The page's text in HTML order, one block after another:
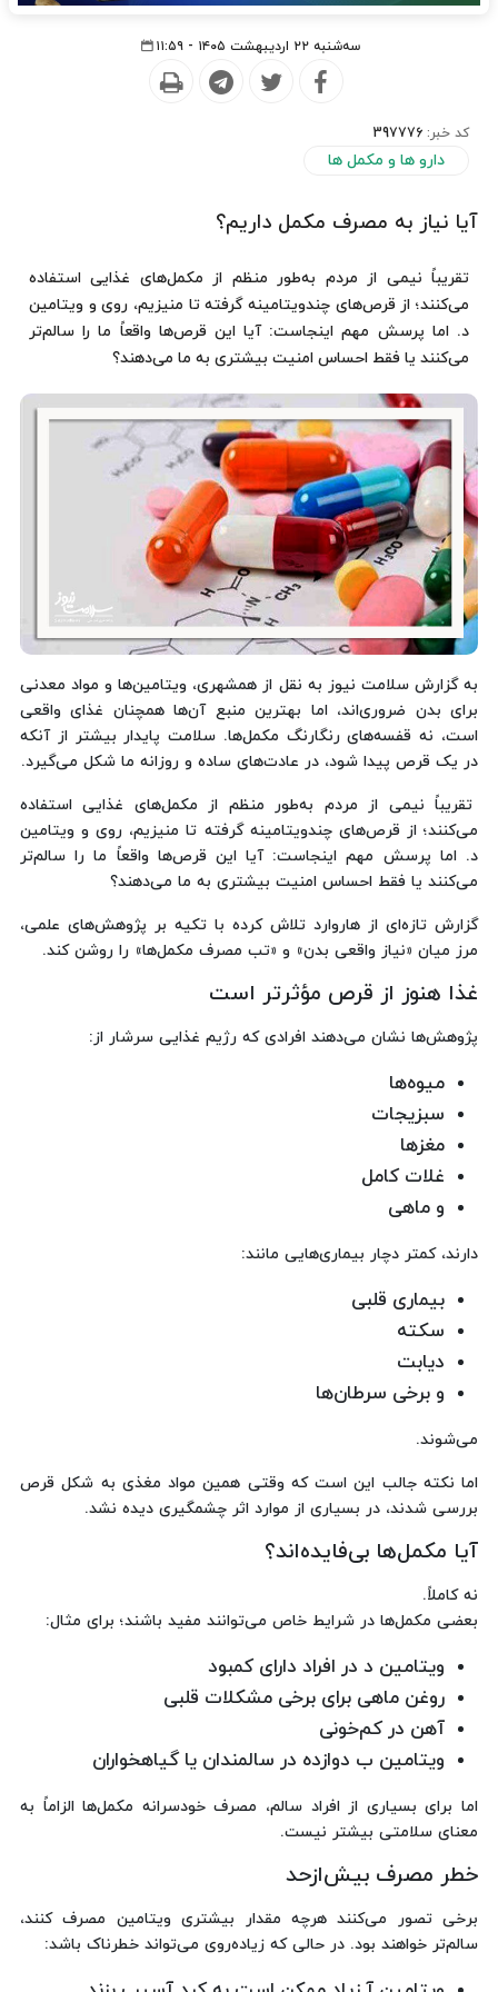
سه‌شنبه ۲۲ اردیبهشت ۱۴۰۵ - ۱۱:۵۹
کد خبر: 397776
دارو ها و مکمل ها
آیا نیاز به مصرف مکمل داریم؟
تقریباً نیمی از مردم به‌طور منظم از مکمل‌های غذایی استفاده
می‌کنند؛ از قرص‌های چندویتامینه گرفته تا منیزیم، روی و ویتامین
د. اما پرسش مهم اینجاست: آیا این قرص‌ها واقعاً ما را سالم‌تر
می‌کنند یا فقط احساس امنیت بیشتری به ما می‌دهند؟
به گزارش سلامت نیوز به نقل از همشهری، ویتامین‌ها و مواد معدنی
برای بدن ضروری‌اند، اما بهترین منبع آن‌ها همچنان غذای واقعی
است، نه قفسه‌های رنگارنگ مکمل‌ها. سلامت پایدار بیشتر از آنکه
در یک قرص پیدا شود، در عادت‌های ساده و روزانه ما شکل می‌گیرد.
تقریباً نیمی از مردم به‌طور منظم از مکمل‌های غذایی استفاده
می‌کنند؛ از قرص‌های چندویتامینه گرفته تا منیزیم، روی و ویتامین
د. اما پرسش مهم اینجاست: آیا این قرص‌ها واقعاً ما را سالم‌تر
می‌کنند یا فقط احساس امنیت بیشتری به ما می‌دهند؟
گزارش تازه‌ای از هاروارد تلاش کرده با تکیه بر پژوهش‌های علمی،
مرز میان «نیاز واقعی بدن» و «تب مصرف مکمل‌ها» را روشن کند.
غذا هنوز از قرص مؤثرتر است
پژوهش‌ها نشان می‌دهند افرادی که رژیم غذایی سرشار از:
میوه‌ها
سبزیجات
مغزها
غلات کامل
و ماهی
دارند، کمتر دچار بیماری‌هایی مانند:
بیماری قلبی
سکته
دیابت
و برخی سرطان‌ها
می‌شوند.
اما نکته جالب این است که وقتی همین مواد مغذی به شکل قرص
بررسی شدند، در بسیاری از موارد اثر چشمگیری دیده نشد.
آیا مکمل‌ها بی‌فایده‌اند؟
نه کاملاً.
بعضی مکمل‌ها در شرایط خاص می‌توانند مفید باشند؛ برای مثال:
ویتامین د در افراد دارای کمبود
روغن ماهی برای برخی مشکلات قلبی
آهن در کم‌خونی
ویتامین ب دوازده در سالمندان یا گیاهخواران
اما برای بسیاری از افراد سالم، مصرف خودسرانه مکمل‌ها الزاماً به
معنای سلامتی بیشتر نیست.
خطر مصرف بیش‌ازحد
برخی تصور می‌کنند هرچه مقدار بیشتری ویتامین مصرف کنند،
سالم‌تر خواهند بود. در حالی که زیاده‌روی می‌تواند خطرناک باشد: